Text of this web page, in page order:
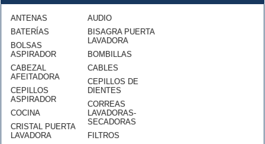
ANTENAS
BATERÍAS
BOLSAS
ASPIRADOR
CABEZAL
AFEITADORA
CEPILLOS
ASPIRADOR
COCINA
CRISTAL PUERTA
LAVADORA
AUDIO
BISAGRA PUERTA
LAVADORA
BOMBILLAS
CABLES
CEPILLOS DE
DIENTES
CORREAS
LAVADORAS-
SECADORAS
FILTROS